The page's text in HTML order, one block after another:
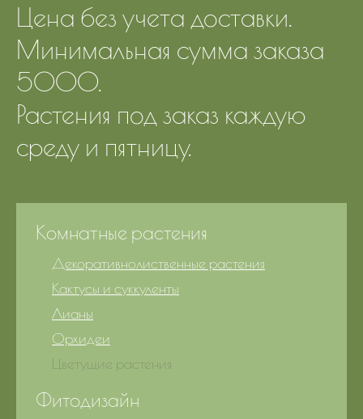
Цена без учета доставки.
Минимальная сумма заказа
5000.
Растения под заказ каждую
среду и пятницу.
Комнатные растения
Декоративнолиственные растения
Кактусы и суккуленты
Лианы
Орхидеи
Цветущие растения
Фитодизайн